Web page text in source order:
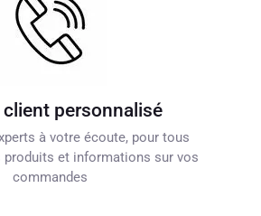
client personnalisé
à votre écoute, pour tous
et informations sur vos
commandes